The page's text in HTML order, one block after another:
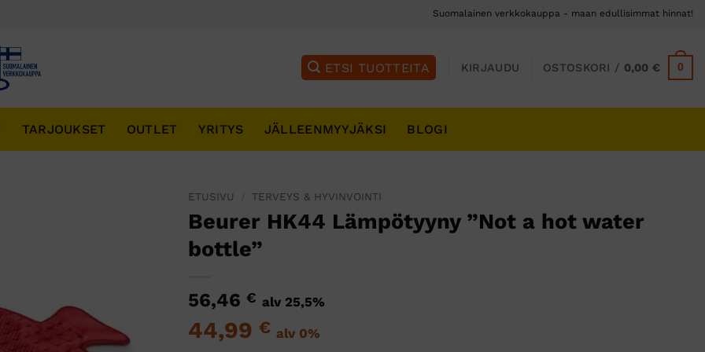
Suomalainen verkkokauppa - maan edullisimmat hinnat!
KIRJAUDU OSTOSKORI / 0,00€ 0
TARJOUKSET OUTLET YRITYS JÄLLEENMYYJÄKSI BLOGI
ETUSIVU TERVEYS & HYVINVOINTI
Beurer HK44 Lämpötyyny ”Not a hot water
bottle”
56,46 € alv 25,5%
44,99 € alv 0%